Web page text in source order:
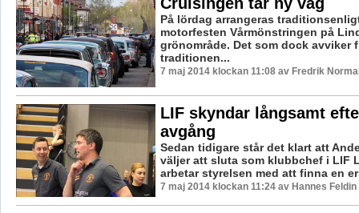
På lördag arrangeras
motorfesten Vårmönstringen på
grönområde. Det som dock avviker
traditionen...
7 maj 2014 klockan 11:08 av Fredrik
LIF skyndar långsamt
avgång
Sedan tidigare står det klart att
väljer att sluta som klubbchef i LIF
arbetar styrelsen med att finna en
7 maj 2014 klockan 11:24 av Hannes Feldin